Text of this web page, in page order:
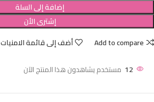
إضافة إلى السلة
إشترى الأن
Add to compare
أضف إلى قائمة الامنيات
12 مستخدم يشاهدون هذا المنتج الآن